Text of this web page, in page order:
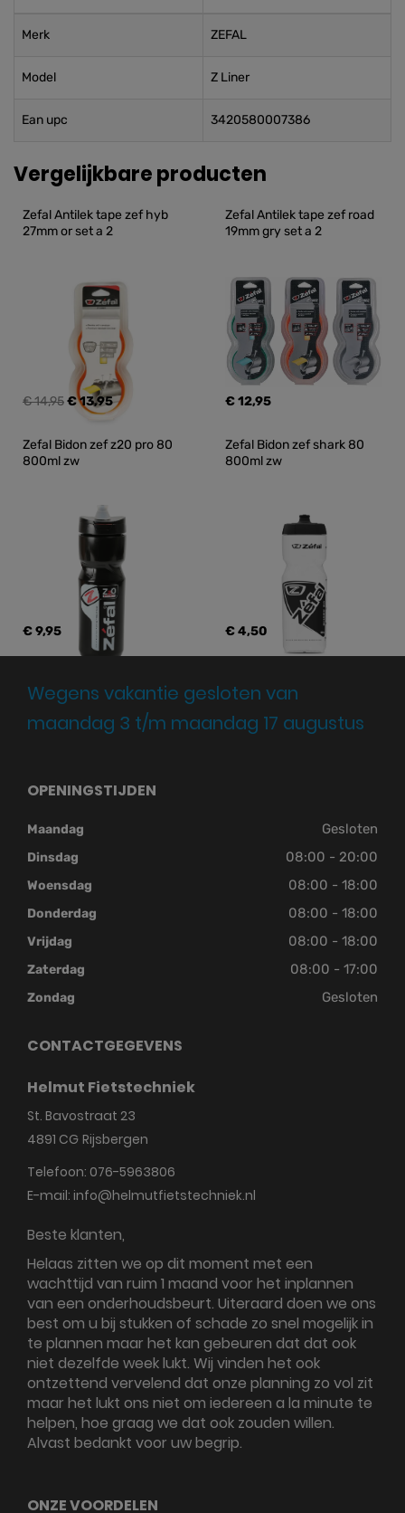
Merk ZEFAL
Model Z Liner
Ean upc 3420580007386
Vergelijkbare producten
Zefal Antilek tape zef hyb
27mm or set a 2
€ 14,95€ 13,95
Zefal Antilek tape zef road
19mm gry set a 2
€ 12,95
Zefal Bidon zef z20 pro 80
800ml zw
€ 9,95
Zefal Bidon zef shark 80
800ml zw
€ 4,50
Wegens vakantie gesloten van
maandag 3 t/m maandag 17 augustus
OPENINGSTIJDEN
Maandag Gesloten
Dinsdag 08:00 - 20:00
Woensdag 08:00 - 18:00
Donderdag 08:00 - 18:00
Vrijdag 08:00 - 18:00
Zaterdag 08:00 - 17:00
Zondag Gesloten
CONTACTGEGEVENS
Helmut Fietstechniek
St. Bavostraat 23
4891 CG Rijsbergen
Telefoon: 076-5963806
E-mail: info@helmutfietstechniek.nl
Beste klanten,
Helaas zitten we op dit moment met een
wachttijd van ruim 1 maand voor het inplannen
van een onderhoudsbeurt. Uiteraard doen we ons
best om u bij stukken of schade zo snel mogelijk in
te plannen maar het kan gebeuren dat dat ook
niet dezelfde week lukt. Wij vinden het ook
ontzettend vervelend dat onze planning zo vol zit
maar het lukt ons niet om iedereen a la minute te
helpen, hoe graag we dat ook zouden willen.
Alvast bedankt voor uw begrip.
ONZE VOORDELEN